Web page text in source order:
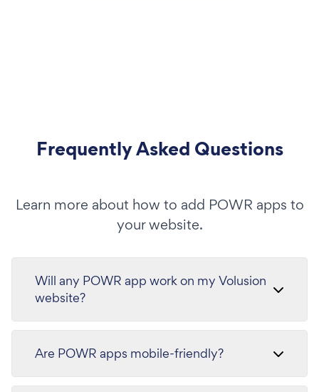
Frequently Asked Questions
Learn more about how to add POWR apps to
your website.
Will any POWR app work on my Volusion
website?
Are POWR apps mobile-friendly?